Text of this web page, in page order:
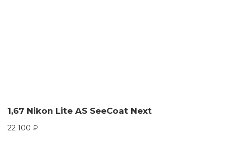
1,67 Nikon Lite AS SeeCoat Next
22 100 ₽